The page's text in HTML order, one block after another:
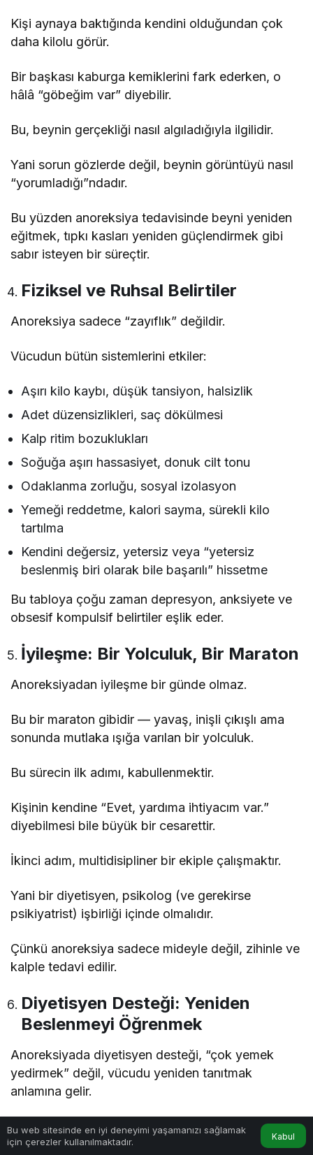
Kişi aynaya baktığında kendini olduğundan çok
daha kilolu görür.
Bir başkası kaburga kemiklerini fark ederken, o
hâlâ “göbeğim var” diyebilir.
Bu, beynin gerçekliği nasıl algıladığıyla ilgilidir.
Yani sorun gözlerde değil, beynin görüntüyü nasıl
“yorumladığı”ndadır.
Bu yüzden anoreksiya tedavisinde beyni yeniden
eğitmek, tıpkı kasları yeniden güçlendirmek gibi
sabır isteyen bir süreçtir.
Fiziksel ve Ruhsal Belirtiler
Anoreksiya sadece “zayıflık” değildir.
Vücudun bütün sistemlerini etkiler:
Aşırı kilo kaybı, düşük tansiyon, halsizlik
Adet düzensizlikleri, saç dökülmesi
Kalp ritim bozuklukları
Soğuğa aşırı hassasiyet, donuk cilt tonu
Odaklanma zorluğu, sosyal izolasyon
Yemeği reddetme, kalori sayma, sürekli kilo
tartılma
Kendini değersiz, yetersiz veya “yetersiz
beslenmiş biri olarak bile başarılı” hissetme
Bu tabloya çoğu zaman depresyon, anksiyete ve
obsesif kompulsif belirtiler eşlik eder.
İyileşme: Bir Yolculuk, Bir Maraton
Anoreksiyadan iyileşme bir günde olmaz.
Bu bir maraton gibidir — yavaş, inişli çıkışlı ama
sonunda mutlaka ışığa varılan bir yolculuk.
Bu sürecin ilk adımı, kabullenmektir.
Kişinin kendine “Evet, yardıma ihtiyacım var.”
diyebilmesi bile büyük bir cesarettir.
İkinci adım, multidisipliner bir ekiple çalışmaktır.
Yani bir diyetisyen, psikolog (ve gerekirse
psikiyatrist) işbirliği içinde olmalıdır.
Çünkü anoreksiya sadece mideyle değil, zihinle ve
kalple tedavi edilir.
Diyetisyen Desteği: Yeniden
Beslenmeyi Öğrenmek
Anoreksiyada diyetisyen desteği, “çok yemek
yedirmek” değil, vücudu yeniden tanıtmak
anlamına gelir.
Uzun süreli açlık, metabolizmayı yavaşlatır;
sindirim sistemi hassaslaşır, mide küçülür.
Bu web sitesinde en iyi deneyimi yaşamanızı sağlamak
için çerezler kullanılmaktadır.
Kabul